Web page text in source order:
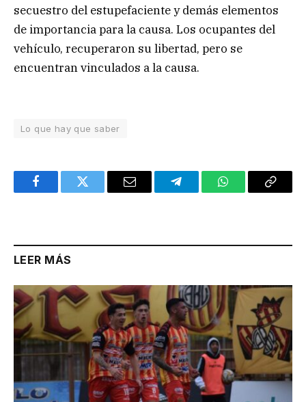
secuestro del estupefaciente y demás elementos
de importancia para la causa. Los ocupantes del
vehículo, recuperaron su libertad, pero se
encuentran vinculados a la causa.
Lo que hay que saber
FacebookTwitter Email TelegramWhatsAppCopy
LEER MÁS